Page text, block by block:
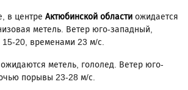
в центре Актюбинской области ожидается
метель. Ветер юго-западный,
20, временами 23 м/с.
ожидаются метель, гололед. Ветер юго-
порывы 23-28 м/с.